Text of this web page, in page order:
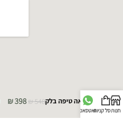
חנותסל קניותוואטסאפ
מראה טיפה בלק ₪548
₪398